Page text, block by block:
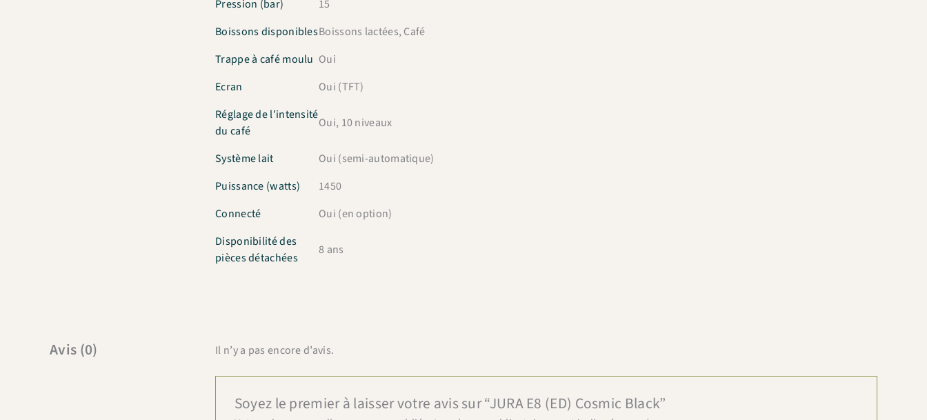
Pression (bar)
15
Boissons disponiblesBoissons lactées, Café
Trappe à café moulu Oui
Ecran
Oui (TFT)
Réglage de l'intensité
du café
Oui, 10 niveaux
Système lait
Oui (semi-automatique)
Puissance (watts)
1450
Connecté
Oui (en option)
Disponibilité des
pièces détachées
8 ans
Avis (0) Il n’y a pas encore d’avis.
Soyez le premier à laisser votre avis sur “JURA E8 (ED) Cosmic Black”